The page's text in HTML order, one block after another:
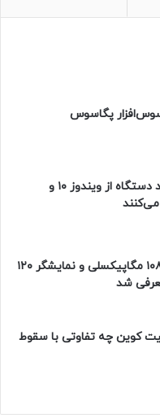
دستگاه ۲٬۵۰۰ وات ظرفیت بار دارد و برای شارژ
هوشمند، تبلت‌ها،
مناسب است. قیمت
ابتدا از اینترنت
پگاسوس
بیش از ۱٫۴ میلیارد دستگاه از ویندوز ۱۰ و
آنر ۵۰ با دوربین ۱۰۸ مگاپیکسلی و نمایشگر ۱۲۰
شد
کوین چه تفاوتی با سقوط